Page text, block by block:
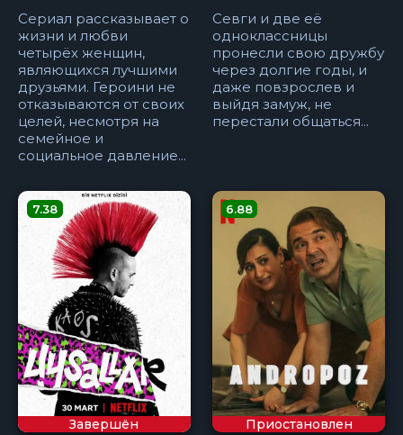
Сериал рассказывает о
жизни и любви
четырёх женщин,
являющихся лучшими
друзьями. Героини не
отказываются от своих
целей, несмотря на
семейное и
социальное давление...
Севги и две её
одноклассницы
пронесли свою дружбу
через долгие годы, и
даже повзрослев и
выйдя замуж, не
перестали общаться...
Завершён
7.38
Приостановлен
6.88